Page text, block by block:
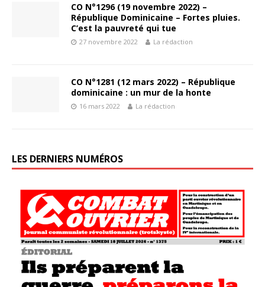
CO N°1296 (19 novembre 2022) –
République Dominicaine – Fortes pluies.
C’est la pauvreté qui tue
27 novembre 2022 La rédaction
CO N°1281 (12 mars 2022) – République
dominicaine : un mur de la honte
16 mars 2022 La rédaction
LES DERNIERS NUMÉROS